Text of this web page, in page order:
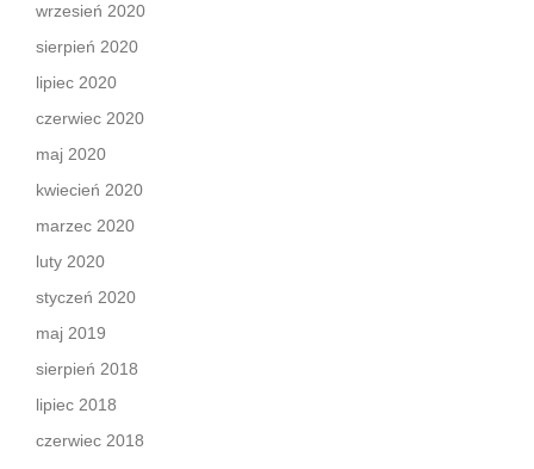
wrzesień 2020
sierpień 2020
lipiec 2020
czerwiec 2020
maj 2020
kwiecień 2020
marzec 2020
luty 2020
styczeń 2020
maj 2019
sierpień 2018
lipiec 2018
czerwiec 2018